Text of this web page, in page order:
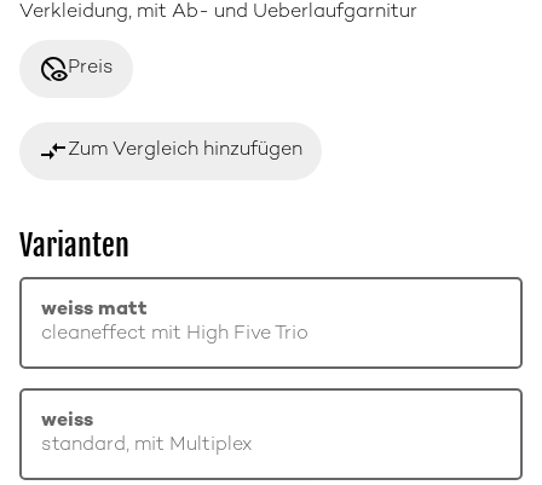
Verkleidung, mit Ab- und Ueberlaufgarnitur
disabled_visiblePreis
compare_arrowsZum Vergleich hinzufügen
Varianten
weiss matt
cleaneffect mit High Five Trio
weiss
standard, mit Multiplex